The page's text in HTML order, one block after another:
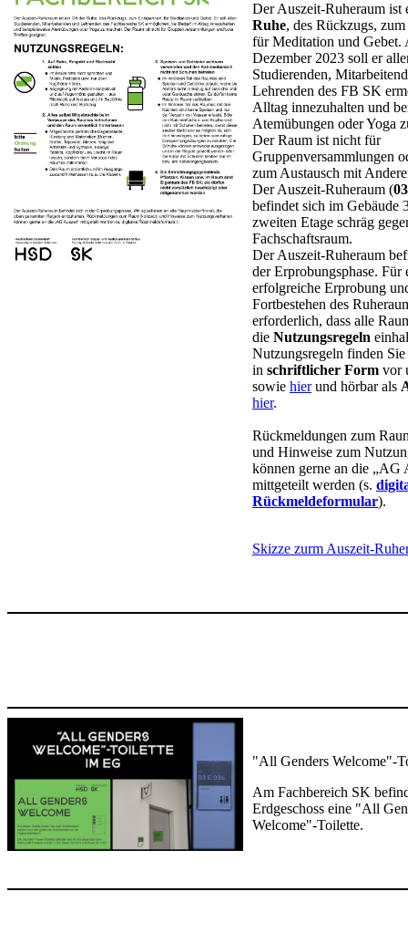
Der Auszeit-Ruheraum ist
Ruhe, des Rückzugs,
für Meditation und Gebet.
Dezember 2023 soll er
Studierenden,
Lehrenden des FB SK
Alltag innezuhalten und
Atemübungen oder Yoga
Der Raum ist nicht für
Gruppenversammlungen
zum Austausch mit
Der Auszeit-Ruheraum (
befindet sich im Gebäude
zweiten Etage schräg
Fachschaftsraum.
Der Auszeit-Ruheraum
der Erprobungsphase. Für
erfolgreiche Erprobung
Fortbestehen des
erforderlich, dass alle
die Nutzungsregeln
Nutzungsregeln finden Sie
in schriftlicher Form vor
sowie hierund hörbar als
hier.
Rückmeldungen zum
und Hinweise zum
können gerne an die „AG
mittgeteilt werden (s.
Rückmeldeformular).
Skizze zurm Auszeit-
"All Genders Welcome"-
Am Fachbereich SK
Erdgeschoss eine "All
Welcome"-Toilette.​